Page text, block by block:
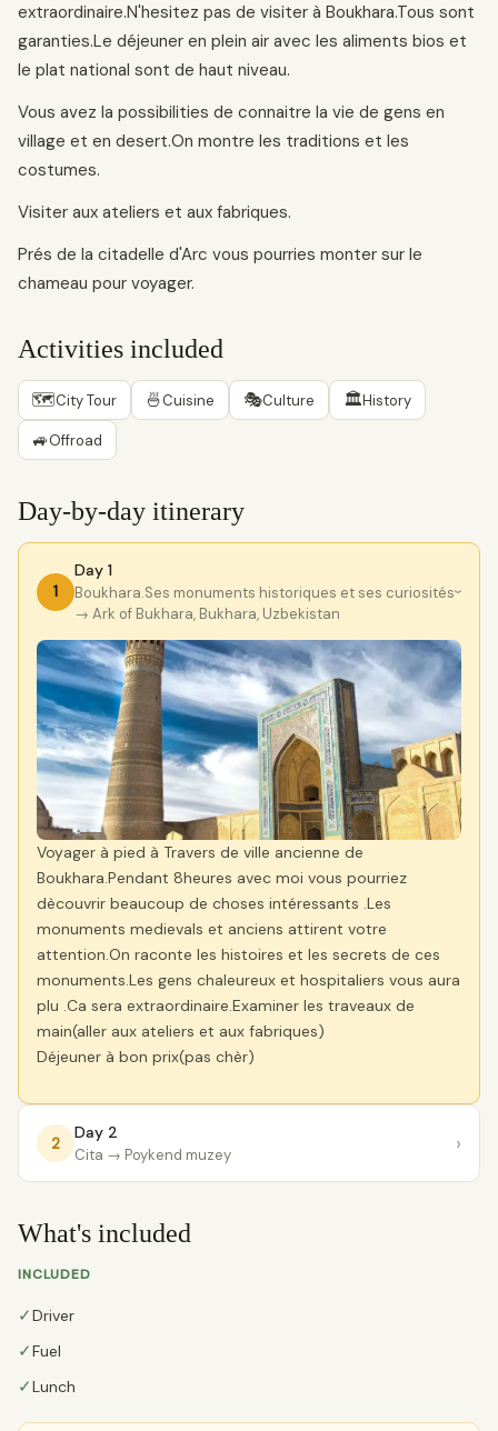
extraordinaire.N'hesitez pas de visiter à Boukhara.Tous sont
garanties.Le déjeuner en plein air avec les aliments bios et
le plat national sont de haut niveau.
Vous avez la possibilities de connaitre la vie de gens en
village et en desert.On montre les traditions et les
costumes.
Visiter aux ateliers et aux fabriques.
Prés de la citadelle d'Arc vous pourries monter sur le
chameau pour voyager.
Activities included
🗺City Tour 🍜Cuisine 🎭Culture 🏛History
🚙Offroad
Day-by-day itinerary
1
Day 1
Boukhara.Ses monuments historiques et ses curiosités
→ Ark of Bukhara, Bukhara, Uzbekistan
›
Voyager à pied à Travers de ville ancienne de
Boukhara.Pendant 8heures avec moi vous pourriez
dècouvrir beaucoup de choses intéressants .Les
monuments medievals et anciens attirent votre
attention.On raconte les histoires et les secrets de ces
monuments.Les gens chaleureux et hospitaliers vous aura
plu .Ca sera extraordinaire.Examiner les traveaux de
main(aller aux ateliers et aux fabriques)
Déjeuner à bon prix(pas chèr)
2
Day 2
Cita → Poykend muzey ›
What's included
INCLUDED
✓Driver
✓Fuel
✓Lunch